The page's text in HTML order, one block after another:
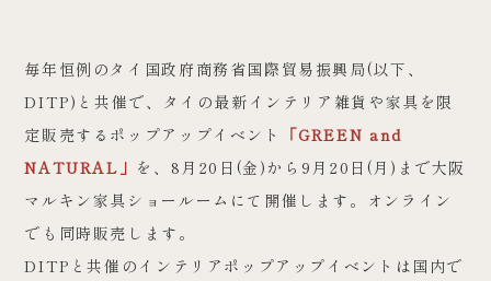
毎年恒例のタイ国政府商務省国際貿易振興局(以下、
DITP)と共催で、タイの最新インテリア雑貨や家具を限
定販売するポップアップイベント
「GREEN and
NATURAL」 を、8月20日(金)から9月20日(月)まで大阪
マルキン家具ショールームにて開催します。オンライン
でも同時販売します。
DITPと共催のインテリアポップアップイベントは国内で